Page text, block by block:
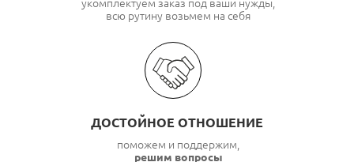
укомплектуем заказ под ваши нужды,
всю рутину возьмем на себя
ДОСТОЙНОЕ ОТНОШЕНИЕ
поможем и поддержим,
решим вопросы